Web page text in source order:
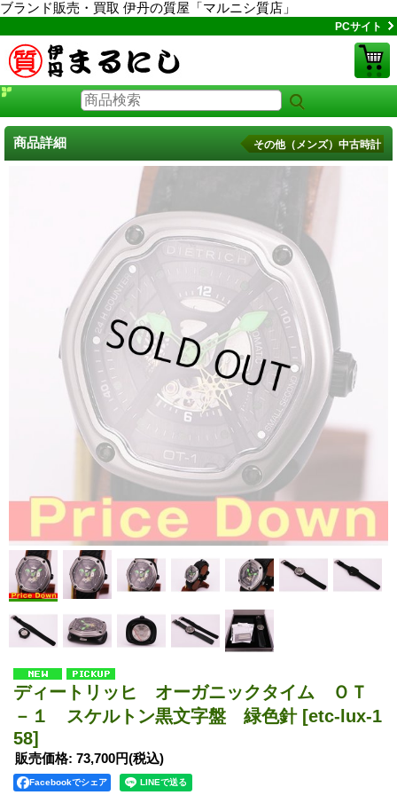
ブランド販売・買取 伊丹の質屋「マルニシ質店」
PCサイト
商品詳細 その他（メンズ）中古時計
ディートリッヒ オーガニックタイム ＯＴ
－１ スケルトン黒文字盤 緑色針 [etc-lux-1
58]
販売価格: 73,700円(税込)
Facebookでシェア